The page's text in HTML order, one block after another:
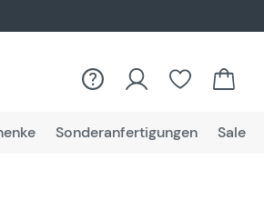
Sonderanfertigungen Sale